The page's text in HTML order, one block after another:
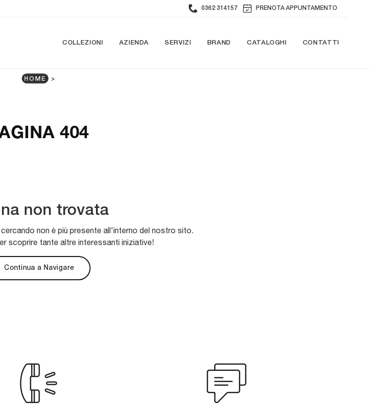
0362 314157 PRENOTA APPUNTAMENTO
COLLEZIONI AZIENDA SERVIZI BRAND CATALOGHI CONTATTI
HOME >
404
non trovata
non è più presente all'interno del nostro sito.
scoprire tante altre interessanti iniziative!
Continua a Navigare